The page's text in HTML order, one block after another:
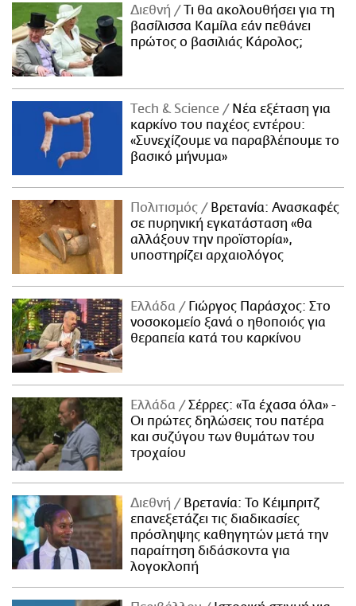
Διεθνή
Τι θα ακολουθήσει για τη
βασίλισσα Καμίλα εάν πεθάνει
πρώτος ο βασιλιάς Κάρολος;
Τech & Science
Νέα εξέταση για
καρκίνο του παχέος εντέρου:
«Συνεχίζουμε να παραβλέπουμε το
βασικό μήνυμα»
Πολιτισμός
Βρετανία: Ανασκαφές
σε πυρηνική εγκατάσταση «θα
αλλάξουν την προϊστορία»,
υποστηρίζει αρχαιολόγος
Ελλάδα
Γιώργος Παράσχος: Στο
νοσοκομείο ξανά ο ηθοποιός για
θεραπεία κατά του καρκίνου
Ελλάδα
Σέρρες: «Τα έχασα όλα» -
Οι πρώτες δηλώσεις του πατέρα
και συζύγου των θυμάτων του
τροχαίου
Διεθνή
Βρετανία: Το Κέιμπριτζ
επανεξετάζει τις διαδικασίες
πρόσληψης καθηγητών μετά την
παραίτηση διδάσκοντα για
λογοκλοπή